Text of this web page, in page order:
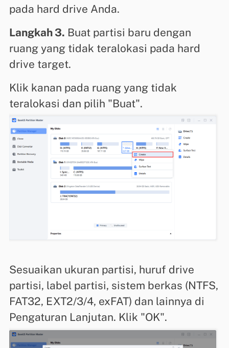
pada hard drive Anda.
Langkah 3. Buat partisi baru dengan
ruang yang tidak teralokasi pada hard
drive target.
Klik kanan pada ruang yang tidak
teralokasi dan pilih "Buat".
Sesuaikan ukuran partisi, huruf drive
partisi, label partisi, sistem berkas (NTFS,
FAT32, EXT2/3/4, exFAT) dan lainnya di
Pengaturan Lanjutan. Klik "OK".